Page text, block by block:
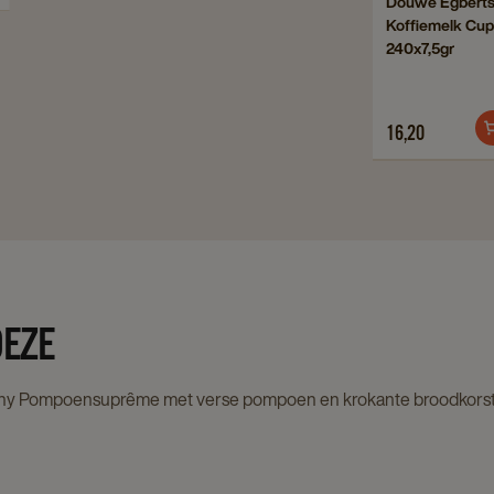
Cups
page
to
Douwe
Koffiemelk
Cups
Koffiemelk
240x7,5gr
16,20
Pompoensuprême met verse pompoen en krokante